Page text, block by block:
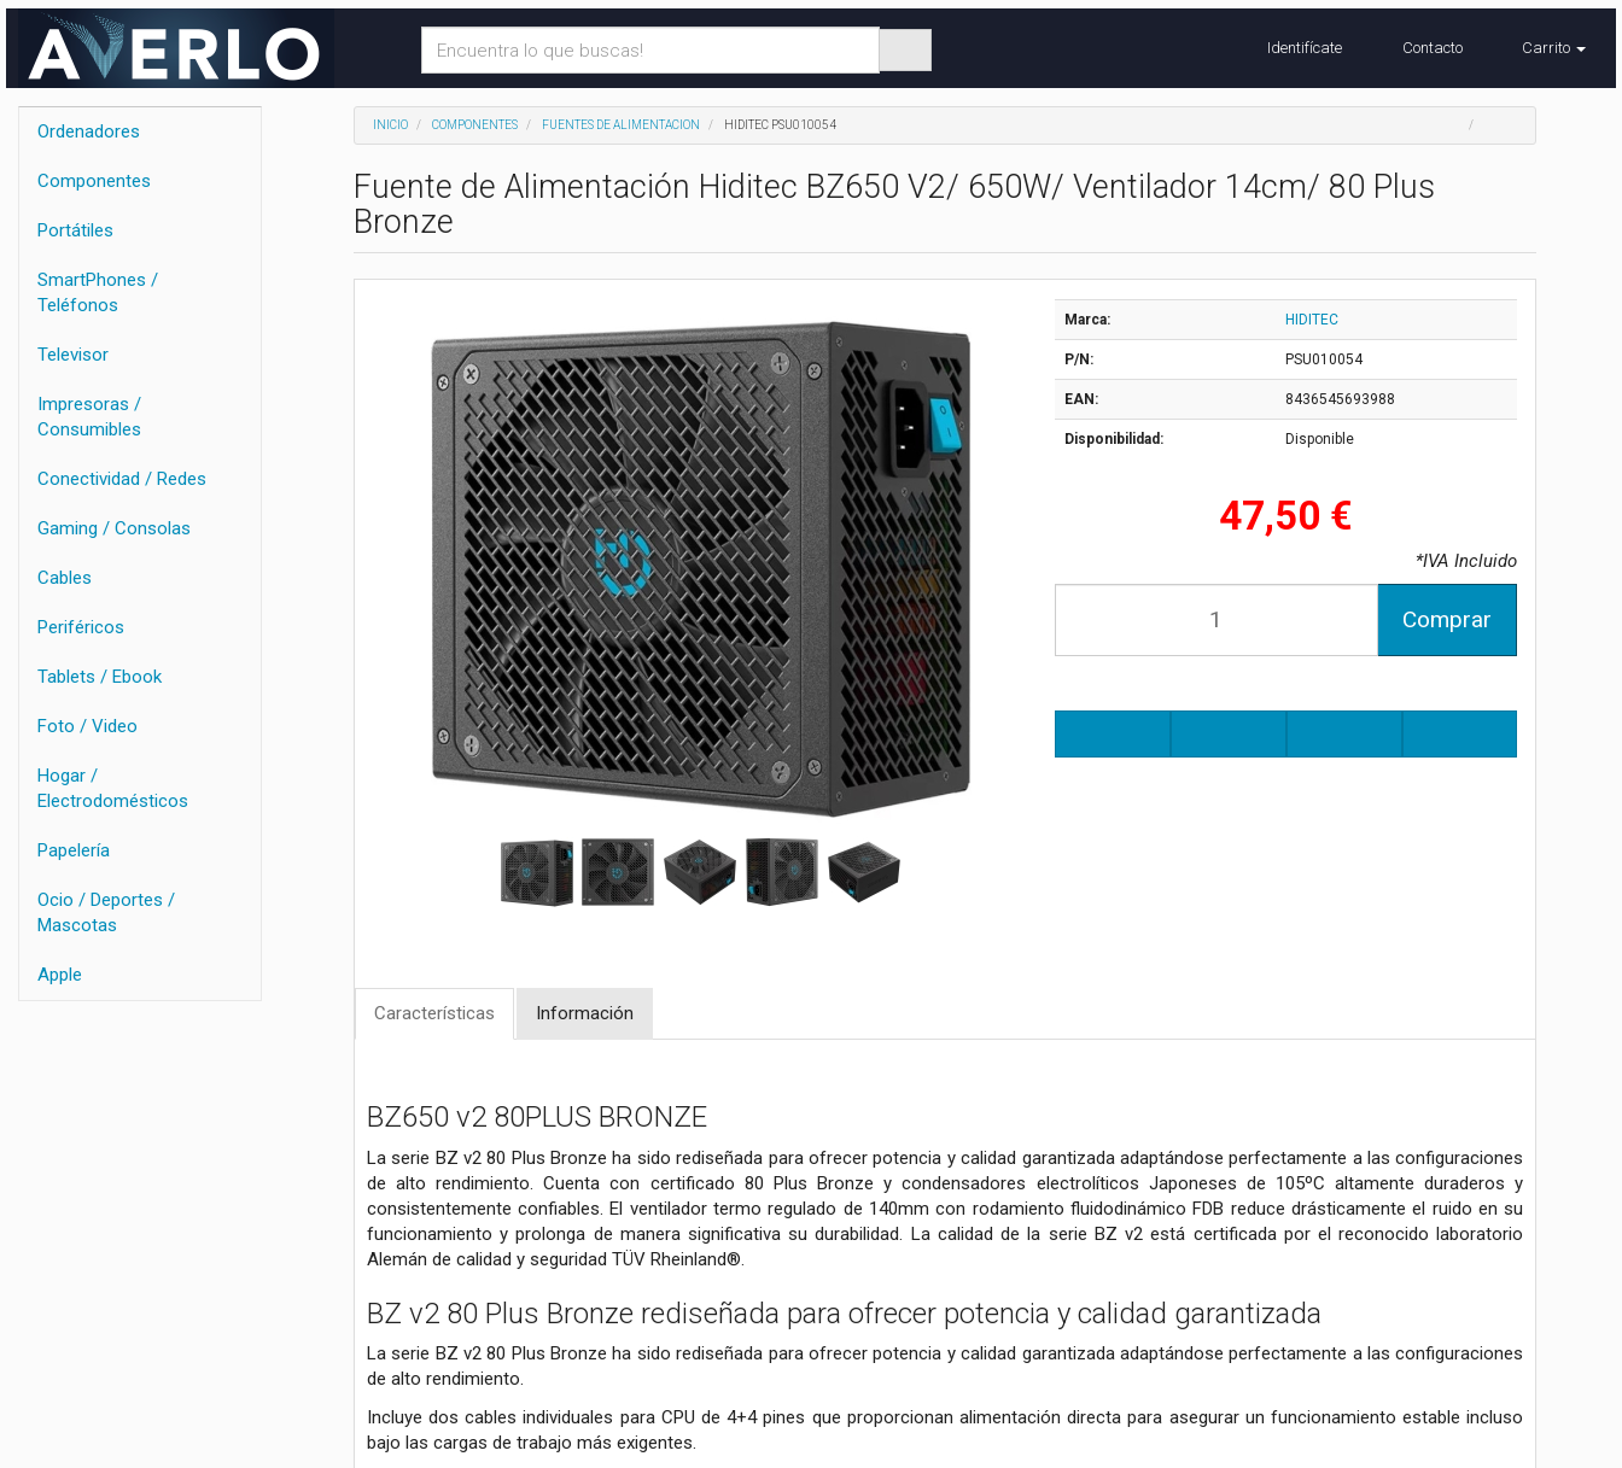
Identifícate Contacto Carrito
Ordenadores
Componentes
Portátiles
SmartPhones /
Teléfonos
Televisor
Impresoras /
Consumibles
Conectividad / Redes
Gaming / Consolas
Cables
Periféricos
Tablets / Ebook
Foto / Video
Hogar /
Electrodomésticos
Papelería
Ocio / Deportes /
Mascotas
Apple
INICIO COMPONENTES FUENTES DE ALIMENTACION HIDITEC PSU010054
Fuente de Alimentación Hiditec BZ650 V2/ 650W/ Ventilador 14cm/ 80 Plus
Bronze
Marca: HIDITEC
P/N: PSU010054
EAN: 8436545693988
Disponibilidad: Disponible
47,50 €
*IVA Incluido
Comprar
Características Información
BZ650 v2 80PLUS BRONZE
La serie BZ v2 80 Plus Bronze ha sido rediseñada para ofrecer potencia y calidad garantizada adaptándose perfectamente a las configuraciones
de alto rendimiento. Cuenta con certificado 80 Plus Bronze y condensadores electrolíticos Japoneses de 105ºC altamente duraderos y
consistentemente confiables. El ventilador termo regulado de 140mm con rodamiento fluidodinámico FDB reduce drásticamente el ruido en su
funcionamiento y prolonga de manera significativa su durabilidad. La calidad de la serie BZ v2 está certificada por el reconocido laboratorio
Alemán de calidad y seguridad TÜV Rheinland®.
BZ v2 80 Plus Bronze rediseñada para ofrecer potencia y calidad garantizada
La serie BZ v2 80 Plus Bronze ha sido rediseñada para ofrecer potencia y calidad garantizada adaptándose perfectamente a las configuraciones
de alto rendimiento.
Incluye dos cables individuales para CPU de 4+4 pines que proporcionan alimentación directa para asegurar un funcionamiento estable incluso
bajo las cargas de trabajo más exigentes.